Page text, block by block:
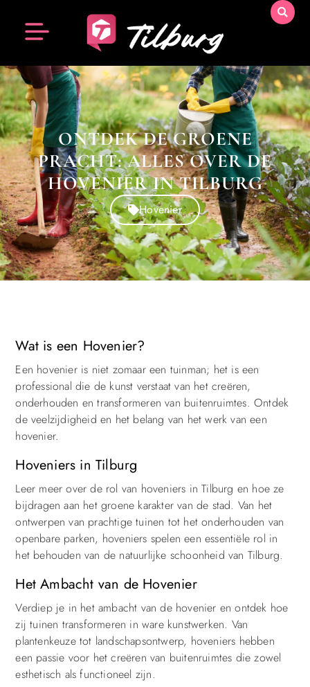
ONTDEK DE GROENE
PRACHT: ALLES OVER DE
HOVENIER IN TILBURG
Hovenier
Wat is een Hovenier?
Een hovenier is niet zomaar een tuinman; het is een
professional die de kunst verstaat van het creëren,
onderhouden en transformeren van buitenruimtes. Ontdek
de veelzijdigheid en het belang van het werk van een
hovenier.
Hoveniers in Tilburg
Leer meer over de rol van hoveniers in Tilburg en hoe ze
bijdragen aan het groene karakter van de stad. Van het
ontwerpen van prachtige tuinen tot het onderhouden van
openbare parken, hoveniers spelen een essentiële rol in
het behouden van de natuurlijke schoonheid van Tilburg.
Het Ambacht van de Hovenier
Verdiep je in het ambacht van de hovenier en ontdek hoe
zij tuinen transformeren in ware kunstwerken. Van
plantenkeuze tot landschapsontwerp, hoveniers hebben
een passie voor het creëren van buitenruimtes die zowel
esthetisch als functioneel zijn.